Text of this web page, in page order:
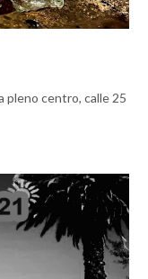
pleno centro, calle 25